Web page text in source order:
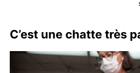
C’est une chatte très